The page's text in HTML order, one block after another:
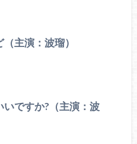
主演：波瑠）
ですか?（主演：波